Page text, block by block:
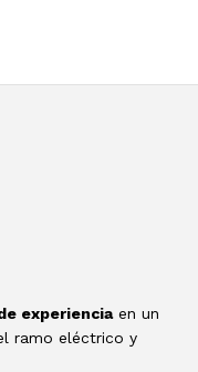
experienciaen un
ramo eléctrico y